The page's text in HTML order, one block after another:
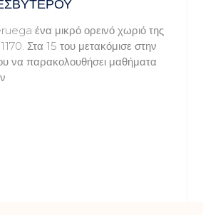
ένα μικρό ορεινό χωριό της
Στα 15 του μετακόμισε στην
να παρακολουθήσει μαθήματα